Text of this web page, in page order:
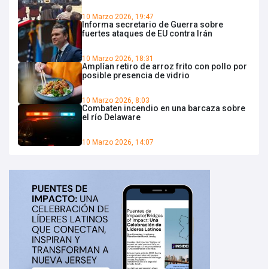
10 Marzo 2026, 19:47
Informa secretario de Guerra sobre
fuertes ataques de EU contra Irán
10 Marzo 2026, 18:31
Amplían retiro de arroz frito con pollo por
posible presencia de vidrio
10 Marzo 2026, 8:03
Combaten incendio en una barcaza sobre
el río Delaware
10 Marzo 2026, 14:07